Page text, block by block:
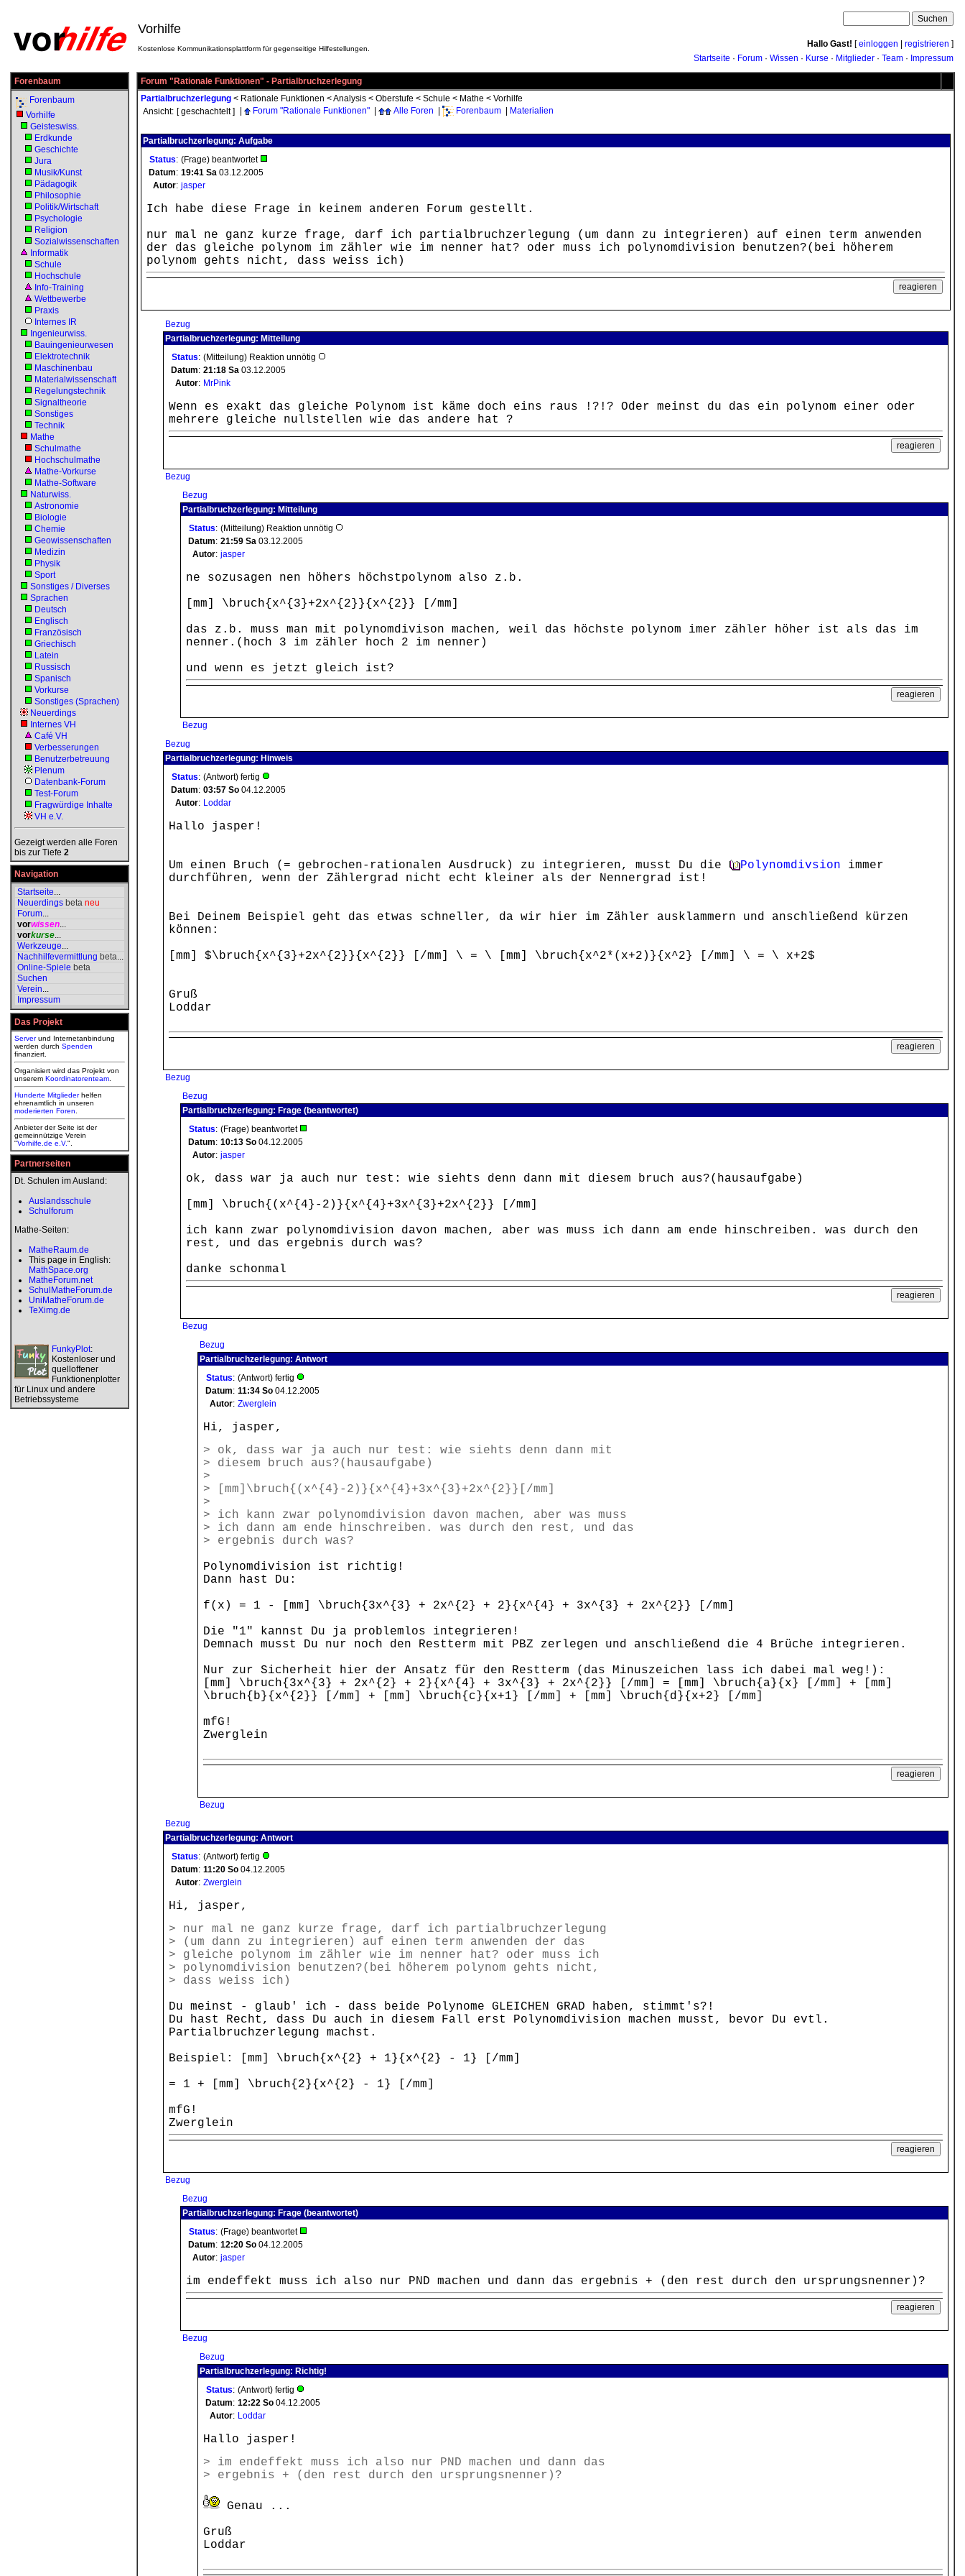
Vorhilfe
Kostenlose Kommunikationsplattform für gegenseitige Hilfestellungen. Hallo Gast! [einloggen registrieren ]
Startseite · Forum · Wissen · Kurse · Mitglieder · Team · Impressum
Forenbaum
Forenbaum
Vorhilfe
Geisteswiss.
Erdkunde
Geschichte
Jura
Musik/Kunst
Pädagogik
Philosophie
Politik/Wirtschaft
Psychologie
Religion
Sozialwissenschaften
Informatik
Schule
Hochschule
Info-Training
Wettbewerbe
Praxis
Internes IR
Ingenieurwiss.
Bauingenieurwesen
Elektrotechnik
Maschinenbau
Materialwissenschaft
Regelungstechnik
Signaltheorie
Sonstiges
Technik
Mathe
Schulmathe
Hochschulmathe
Mathe-Vorkurse
Mathe-Software
Naturwiss.
Astronomie
Biologie
Chemie
Geowissenschaften
Medizin
Physik
Sport
Sonstiges / Diverses
Sprachen
Deutsch
Englisch
Französisch
Griechisch
Latein
Russisch
Spanisch
Vorkurse
Sonstiges (Sprachen)
Neuerdings
Internes VH
Café VH
Verbesserungen
Benutzerbetreuung
Plenum
Datenbank-Forum
Test-Forum
Fragwürdige Inhalte
VH e.V.
Gezeigt werden alle Foren
bis zur Tiefe 2
Navigation
Startseite...
Neuerdings beta neu
Forum...
vorwissen...
vorkurse...
Werkzeuge...
Nachhilfevermittlung beta...
Online-Spiele beta
Suchen
Verein...
Impressum
Das Projekt
Serverund Internetanbindung
werden durch Spenden
finanziert.
Organisiert wird das Projekt von
unserem Koordinatorenteam
Hunderte Mitgliederhelfen
ehrenamtlich in unseren
moderierten Foren
Anbieter der Seite ist der
gemeinnützige Verein
"Vorhilfe.de e.V.".
Partnerseiten
Dt. Schulen im Ausland:
Auslandsschule
Schulforum
Mathe-Seiten:
MatheRaum.de
This page in English:
MathSpace.org
MatheForum.net
SchulMatheForum.de
UniMatheForum.de
TeXimg.de
FunkyPlot:
Kostenloser und
quelloffener
Funktionenplotter
für Linux und andere
Betriebssysteme
Forum "Rationale Funktionen" - Partialbruchzerlegung
Partialbruchzerlegung < Rationale Funktionen <Analysis < Oberstufe < Schule < Mathe < Vorhilfe
Ansicht: [ geschachtelt ] Forum "Rationale Funktionen" Alle Foren Forenbaum Materialien
Partialbruchzerlegung: Aufgabe
Status: (Frage) beantwortet
Datum: 19:41 Sa 03.12.2005
Autor: jasper
Ich habe diese Frage in keinem anderen Forum gestellt.
nur mal ne ganz kurze frage, darf ich partialbruchzerlegung (um dann zu integrieren) auf einen term anwenden
der das gleiche polynom im zähler wie im nenner hat? oder muss ich polynomdivision benutzen?(bei höherem
polynom gehts nicht, dass weiss ich)
Bezug
Partialbruchzerlegung: Mitteilung
Status: (Mitteilung) Reaktion unnötig
Datum: 21:18 Sa 03.12.2005
Autor: MrPink
Wenn es exakt das gleiche Polynom ist käme doch eins raus !?!? Oder meinst du das ein polynom einer oder
mehrere gleiche nullstellen wie das andere hat ?
Bezug
Bezug
Partialbruchzerlegung: Mitteilung
Status: (Mitteilung) Reaktion unnötig
Datum: 21:59 Sa 03.12.2005
Autor: jasper
ne sozusagen nen höhers höchstpolynom also z.b.
[mm] \bruch{x^{3}+2x^{2}}{x^{2}} [/mm]
das z.b. muss man mit polynomdivison machen, weil das höchste polynom imer zähler höher ist als das im
nenner.(hoch 3 im zähler hoch 2 im nenner)
und wenn es jetzt gleich ist?
Bezug
Bezug
Partialbruchzerlegung: Hinweis
Status: (Antwort) fertig
Datum: 03:57 So 04.12.2005
Autor: Loddar
Hallo jasper!
Um einen Bruch (= gebrochen-rationalen Ausdruck) zu integrieren, musst Du die Polynomdivsion immer
durchführen, wenn der Zählergrad nicht echt kleiner als der Nennergrad ist!
Bei Deinem Beispiel geht das etwas schneller, da wir hier im Zähler ausklammern und anschließend kürzen
können:
[mm] $\bruch{x^{3}+2x^{2}}{x^{2}} [/mm] \ = \ [mm] \bruch{x^2*(x+2)}{x^2} [/mm] \ = \ x+2$
Gruß
Loddar
Bezug
Bezug
Partialbruchzerlegung: Frage (beantwortet)
Status: (Frage) beantwortet
Datum: 10:13 So 04.12.2005
Autor: jasper
ok, dass war ja auch nur test: wie siehts denn dann mit diesem bruch aus?(hausaufgabe)
[mm] \bruch{(x^{4}-2)}{x^{4}+3x^{3}+2x^{2}} [/mm]
ich kann zwar polynomdivision davon machen, aber was muss ich dann am ende hinschreiben. was durch den
rest, und das ergebnis durch was?
danke schonmal
Bezug
Bezug
Partialbruchzerlegung: Antwort
Status: (Antwort) fertig
Datum: 11:34 So 04.12.2005
Autor: Zwerglein
Hi, jasper,
> ok, dass war ja auch nur test: wie siehts denn dann mit
> diesem bruch aus?(hausaufgabe)
>
> [mm]\bruch{(x^{4}-2)}{x^{4}+3x^{3}+2x^{2}}[/mm]
>
> ich kann zwar polynomdivision davon machen, aber was muss
> ich dann am ende hinschreiben. was durch den rest, und das
> ergebnis durch was?
Polynomdivision ist richtig!
Dann hast Du:
f(x) = 1 - [mm] \bruch{3x^{3} + 2x^{2} + 2}{x^{4} + 3x^{3} + 2x^{2}} [/mm]
Die "1" kannst Du ja problemlos integrieren!
Demnach musst Du nur noch den Restterm mit PBZ zerlegen und anschließend die 4 Brüche integrieren.
Nur zur Sicherheit hier der Ansatz für den Restterm (das Minuszeichen lass ich dabei mal weg!):
[mm] \bruch{3x^{3} + 2x^{2} + 2}{x^{4} + 3x^{3} + 2x^{2}} [/mm] = [mm] \bruch{a}{x} [/mm] + [mm]
\bruch{b}{x^{2}} [/mm] + [mm] \bruch{c}{x+1} [/mm] + [mm] \bruch{d}{x+2} [/mm]
mfG!
Zwerglein
Bezug
Bezug
Partialbruchzerlegung: Antwort
Status: (Antwort) fertig
Datum: 11:20 So 04.12.2005
Autor: Zwerglein
Hi, jasper,
> nur mal ne ganz kurze frage, darf ich partialbruchzerlegung
> (um dann zu integrieren) auf einen term anwenden der das
> gleiche polynom im zähler wie im nenner hat? oder muss ich
> polynomdivision benutzen?(bei höherem polynom gehts nicht,
> dass weiss ich)
Du meinst - glaub' ich - dass beide Polynome GLEICHEN GRAD haben, stimmt's?!
Du hast Recht, dass Du auch in diesem Fall erst Polynomdivision machen musst, bevor Du evtl.
Partialbruchzerlegung machst.
Beispiel: [mm] \bruch{x^{2} + 1}{x^{2} - 1} [/mm]
= 1 + [mm] \bruch{2}{x^{2} - 1} [/mm]
mfG!
Zwerglein
Bezug
Bezug
Partialbruchzerlegung: Frage (beantwortet)
Status: (Frage) beantwortet
Datum: 12:20 So 04.12.2005
Autor: jasper
im endeffekt muss ich also nur PND machen und dann das ergebnis + (den rest durch den ursprungsnenner)?
Bezug
Bezug
Partialbruchzerlegung: Richtig!
Status: (Antwort) fertig
Datum: 12:22 So 04.12.2005
Autor: Loddar
Hallo jasper!
> im endeffekt muss ich also nur PND machen und dann das
> ergebnis + (den rest durch den ursprungsnenner)?
Genau ...
Gruß
Loddar